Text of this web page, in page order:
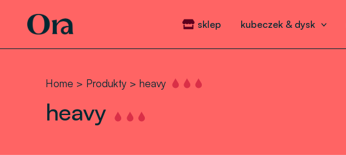
content
sklep kubeczek & dysk
Home Produkty heavy
heavy